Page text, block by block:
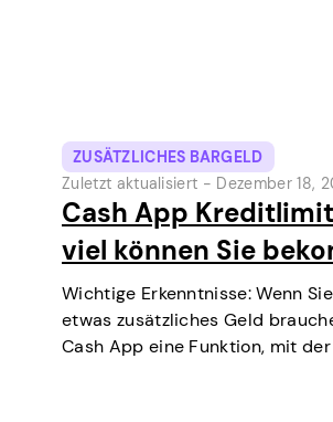
ZUSÄTZLICHES BARGELD
Zuletzt aktualisiert - Dezember 18,
Cash App
viel können Sie
Wichtige Erkenntnisse: Wenn
etwas zusätzliches Geld
Cash App eine Funktion, mit der